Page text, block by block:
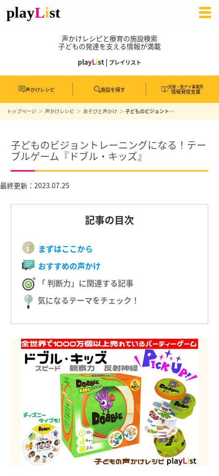
声かけレシピと療育の施設検索
子どもの発達を支える情報が満載
playList | プレイリスト
声かけレシピ 施設を探す 児発・放デイ事業所
情報発信支援
トップページ 声かけレシピ あそびと声かけ 子どものビジョントレーニングになる！テーブルゲーム『ドブル・キッズ』
子どものビジョントレーニングになる！テー
ブルゲーム『ドブル・キッズ』
最終更新：2023.07.25
記事の目次
まずはここから
おすすめの声かけ
「 判断力」に関連する記事
気になるテーマをチェック！